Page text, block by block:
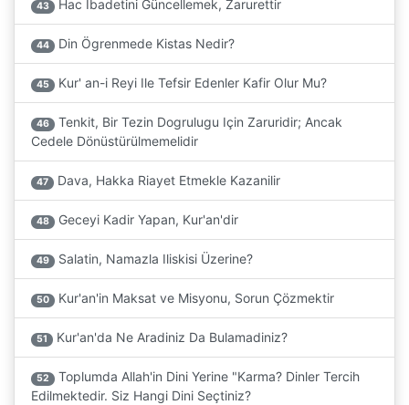
43 Hac Ibadetini Güncellemek, Zarurettir
44 Din Ögrenmede Kistas Nedir?
45 Kur' an-i Reyi Ile Tefsir Edenler Kafir Olur Mu?
46
Tenkit, Bir Tezin Dogrulugu Için Zaruridir; Ancak
Cedele Dönüstürülmemelidir
47 Dava, Hakka Riayet Etmekle Kazanilir
48 Geceyi Kadir Yapan, Kur'an'dir
49 Salatin, Namazla Iliskisi Üzerine?
50 Kur'an'in Maksat ve Misyonu, Sorun Çözmektir
51 Kur'an'da Ne Aradiniz Da Bulamadiniz?
52
Toplumda Allah'in Dini Yerine "Karma? Dinler Tercih
Edilmektedir. Siz Hangi Dini Seçtiniz?